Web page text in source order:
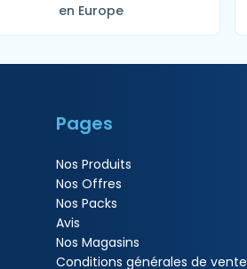
en Europe
Pages
Nos Produits
Nos Offres
Nos Packs
Avis
Nos Magasins
Conditions générales de vente